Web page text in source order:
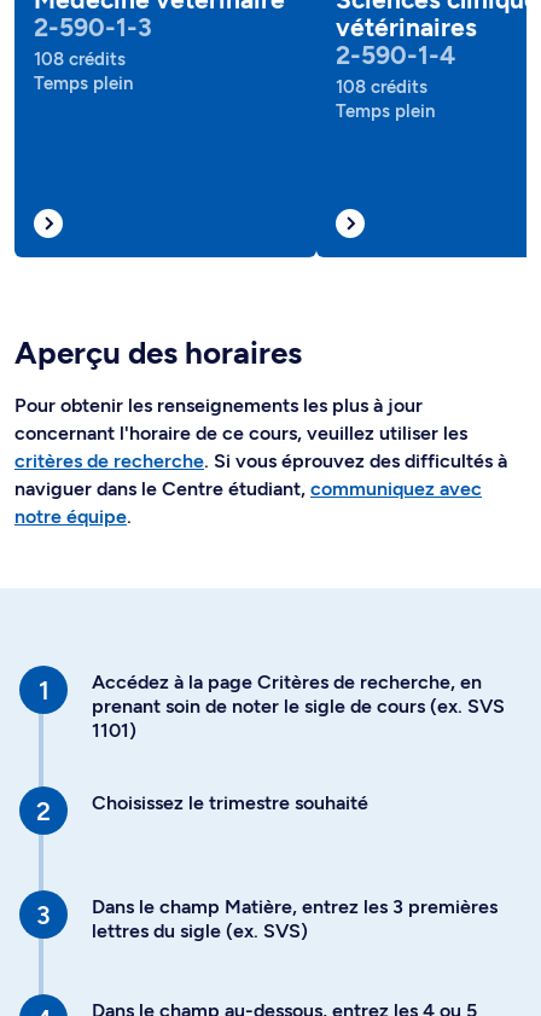
2-590-1-3
108 crédits
Temps plein
vétérinaires
2-590-1-4
108 crédits
Temps plein
Aperçu des horaires
Pour obtenir les renseignements les plus à jour
concernant l'horaire de ce cours, veuillez utiliser les
critères de recherche. Si vous éprouvez des difficultés à
naviguer dans le Centre étudiant, communiquez avec
notre équipe.
Accédez à la page Critères de recherche, en
prenant soin de noter le sigle de cours (ex. SVS
1101)
Choisissez le trimestre souhaité
Dans le champ Matière, entrez les 3 premières
lettres du sigle (ex. SVS)
Dans le champ au-dessous, entrez les 4 ou 5